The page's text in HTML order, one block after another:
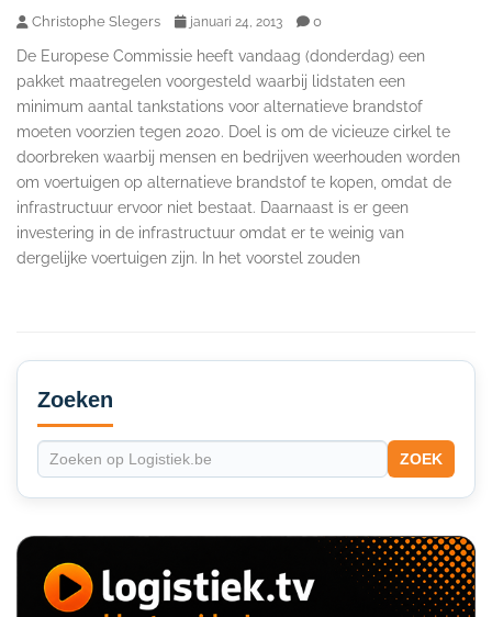
Christophe Slegers januari 24, 2013 0
De Europese Commissie heeft vandaag (donderdag) een
pakket maatregelen voorgesteld waarbij lidstaten een
minimum aantal tankstations voor alternatieve brandstof
moeten voorzien tegen 2020. Doel is om de vicieuze cirkel te
doorbreken waarbij mensen en bedrijven weerhouden worden
om voertuigen op alternatieve brandstof te kopen, omdat de
infrastructuur ervoor niet bestaat. Daarnaast is er geen
investering in de infrastructuur omdat er te weinig van
dergelijke voertuigen zijn. In het voorstel zouden
Secondary
Sidebar
Zoeken
ZOEK